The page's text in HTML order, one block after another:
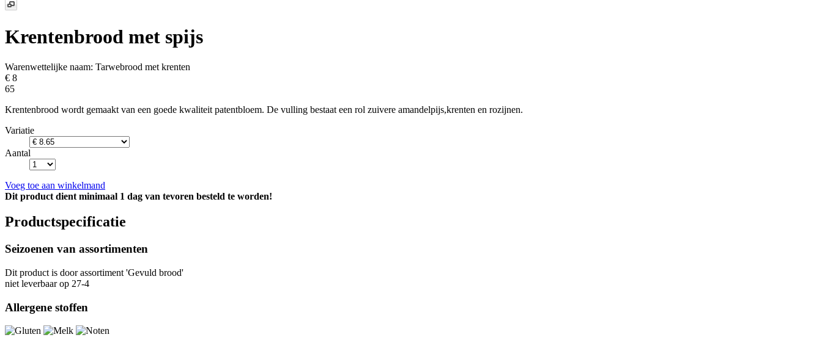
Krentenbrood met spijs
Warenwettelijke naam: Tarwebrood met krenten
€ 8
65
Krentenbrood wordt gemaakt van een goede kwaliteit patentbloem. De vulling bestaat een rol zuivere amandelpijs,krenten en rozijnen.
Variatie
Aantal
Voeg toe aan winkelmand
Dit product dient minimaal 1 dag van tevoren besteld te worden!
Productspecificatie
Seizoenen van assortimenten
Dit product is door assortiment 'Gevuld brood'
niet leverbaar op 27-4
Allergene stoffen